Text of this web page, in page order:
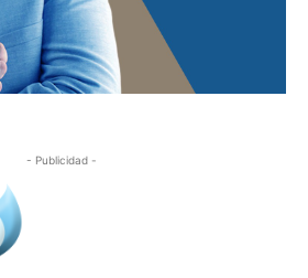
- Publicidad -